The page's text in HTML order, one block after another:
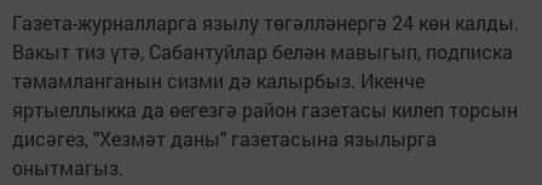
Газета-журналларга язылу төгәлләнергә 24 көн калды.
Вакыт тиз үтә, Сабантуйлар белән мавыгып, подписка
тәмамланганын сизми дә калырбыз. Икенче
яртыеллыкка да өегезгә район газетасы килеп торсын
дисәгез, "Хезмәт даны" газетасына язылырга
онытмагыз.